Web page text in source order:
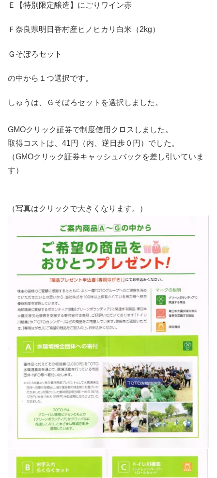
Ｅ【特別限定醸造】にごりワイン赤
Ｆ奈良県明日香村産ヒノヒカリ白米（2kg）
Ｇそぼろセット
の中から１つ選択です。
しゅうは、Ｇそぼろセットを選択しました。
GMOクリック証券で制度信用クロスしました。
取得コストは、41円（内、逆日歩０円）でした。
（GMOクリック証券キャッシュバックを差し引いていま
す）
（写真はクリックで大きくなります。）